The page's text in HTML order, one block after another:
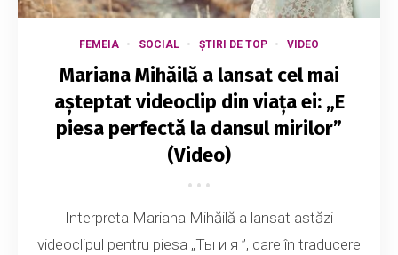
FEMEIA SOCIAL ȘTIRI DE TOP VIDEO
Mariana Mihăilă a lansat cel mai
așteptat videoclip din viața ei: „E
piesa perfectă la dansul mirilor”
(Video)
Interpreta Mariana Mihăilă a lansat astăzi
videoclipul pentru piesa „Ты и я ”, care în traducere